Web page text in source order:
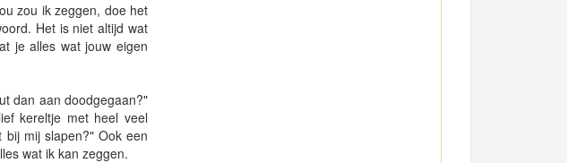
zou ik zeggen, doe het
Het is niet altijd wat
je alles wat jouw eigen
dan aan doodgegaan?"
kereltje met heel veel
mij slapen?" Ook een
wat ik kan zeggen.